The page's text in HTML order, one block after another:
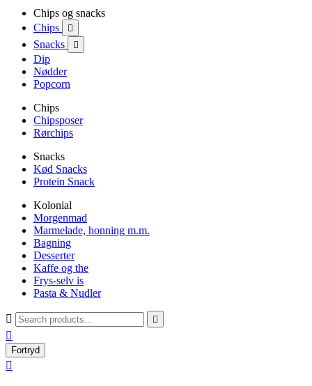
Chips og snacks
Chips

Snacks 
Dip
Nødder
Popcorn
Chips
Chipsposer
Rørchips
Snacks
Kød Snacks
Protein Snack
Kolonial
Morgenmad
Marmelade, honning m.m.
Bagning
Desserter
Kaffe og the
Frys-selv is
Pasta & Nudler
 

Fortryd
